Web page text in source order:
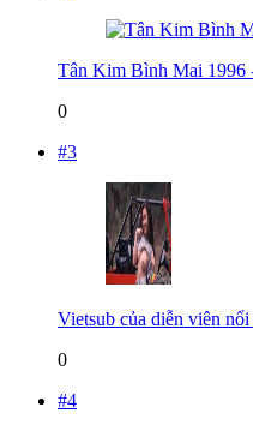
Tân Kim Bình Mai 1996
0
#3
Vietsub của diễn viên
0
#4